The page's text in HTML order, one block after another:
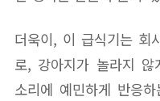
더욱이, 이 급식기는 회
로, 강아지가 놀라지 않
소리에 예민하게 반응